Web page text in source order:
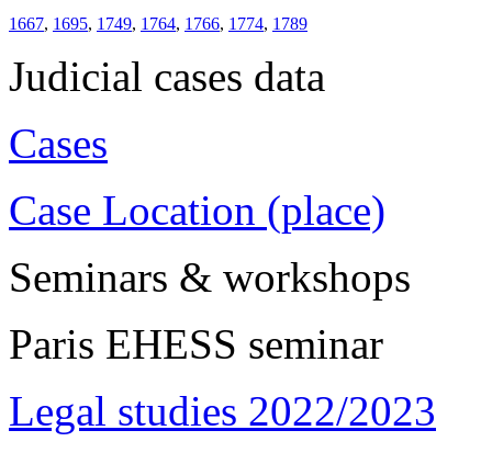
1667, 1695, 1749, 1764, 1766, 1774, 1789
Judicial cases data
Cases
Case Location (place)
Seminars & workshops
Paris EHESS seminar
Legal studies 2022/2023